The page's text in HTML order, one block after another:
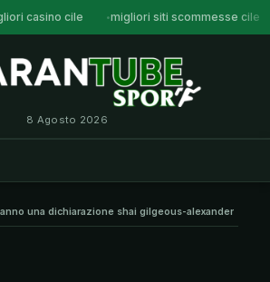
casino cile migliori siti scommesse cile
8 Agosto 2026
una dichiarazione shai gilgeous-alexander